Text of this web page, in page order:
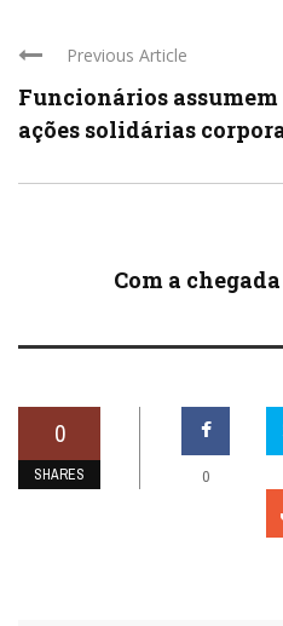
Previous Article
Funcionários
ações solidárias
Com a
0
SHARES 0